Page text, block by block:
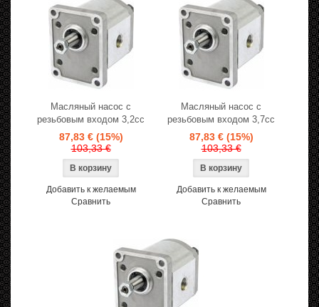
Масляный насос с
резьбовым входом 3,2cc
87,83 € (15%)
103,33 €
Добавить к желаемым
Сравнить
Масляный насос с
резьбовым входом 3,7cc
87,83 € (15%)
103,33 €
Добавить к желаемым
Сравнить